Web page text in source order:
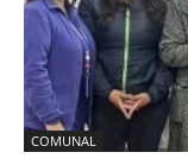
COMUNAL